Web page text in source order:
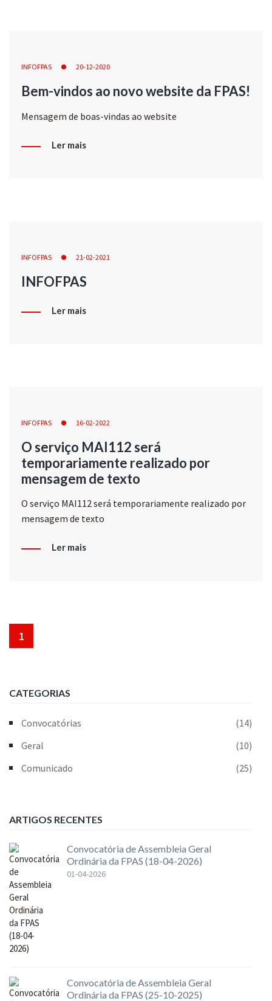
INFOFPAS 20-12-2020
Bem-vindos ao novo website da FPAS!
Mensagem de boas-vindas ao website
Ler mais
INFOFPAS 21-02-2021
INFOFPAS
Ler mais
INFOFPAS 16-02-2022
O serviço MAI112 será
temporariamente realizado por
mensagem de texto
O serviço MAI112 será temporariamente realizado por
mensagem de texto
Ler mais
1
CATEGORIAS
Convocatórias
(14)
Geral
(10)
Comunicado
(25)
ARTIGOS RECENTES
Convocatória de Assembleia Geral
Ordinária da FPAS (18-04-2026)
01-04-2026
Convocatória de Assembleia Geral
Ordinária da FPAS (25-10-2025)